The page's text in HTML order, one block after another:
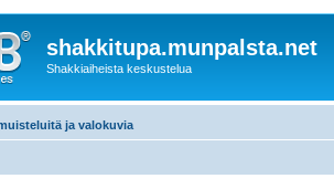
shakkitupa.munpalsta.net
Shakkiaiheista keskustelua
ja valokuvia